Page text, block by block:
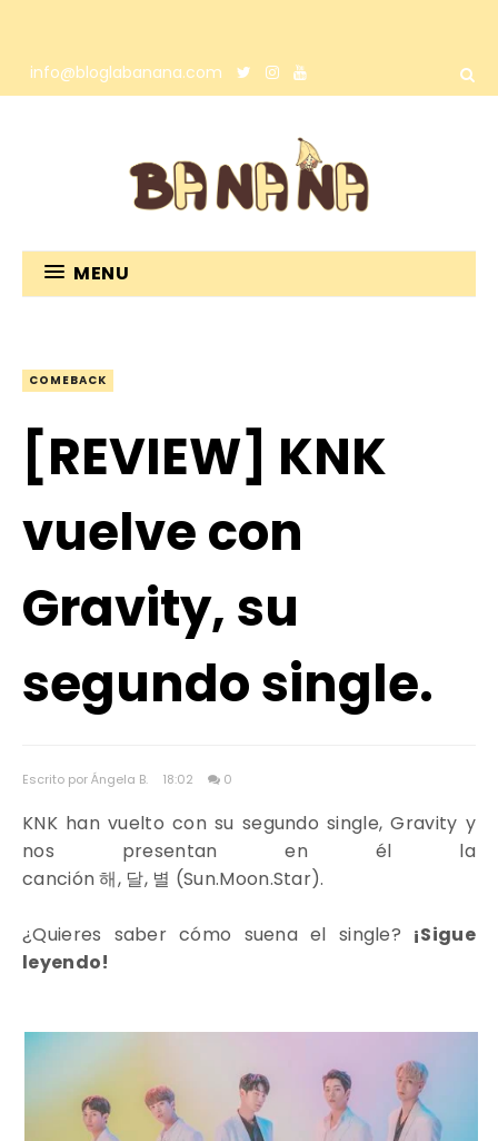
info@bloglabanana.com
MENU
COMEBACK
[REVIEW] KNK
vuelve con
Gravity, su
segundo single.
Escrito por Ángela B. 18:02 0
KNK han vuelto con su segundo single, Gravity y
nos presentan en él la
canción해, 달, 별 (Sun.Moon.Star).
¿Quieres saber cómo suena el single? ¡Sigue
leyendo!